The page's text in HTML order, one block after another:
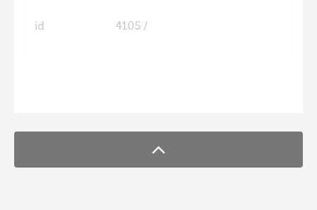
id 4105 /